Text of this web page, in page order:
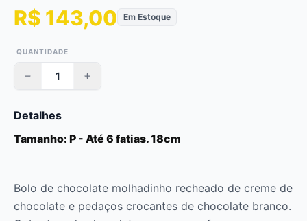
R$ 143,00 Em Estoque
QUANTIDADE
Detalhes
Tamanho: P - Até 6 fatias. 18cm
Bolo de chocolate molhadinho recheado de creme de
chocolate e pedaços crocantes de chocolate branco.